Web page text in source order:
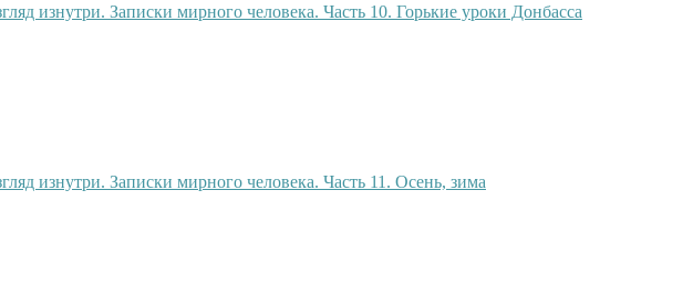
изнутри. Записки мирного человека. Часть 10. Горькие уроки Донбасса
изнутри. Записки мирного человека. Часть 11. Осень, зима